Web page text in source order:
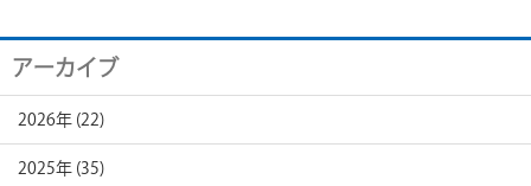
アーカイブ
2026年 (22)
2025年 (35)